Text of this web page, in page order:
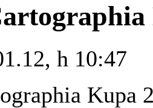
h 10:47
Kupa